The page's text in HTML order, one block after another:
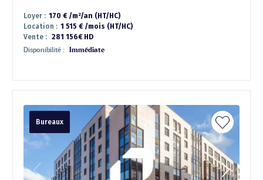
Loyer : 170 € /m²/an (HT/HC)
Location : 1 515 € /mois (HT/HC)
Vente : 281 156€ HD
Disponibilité : Immédiate
Bureaux